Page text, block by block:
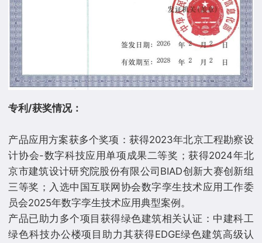
专利/获奖情况：
产品应用方案获多个奖项：获得2023年北京工程勘察设
计协会-数字科技应用单项成果二等奖；获得2024年北
京市建筑设计研究院股份有限公司BIAD创新大赛创新组
三等奖；入选中国互联网协会数字孪生技术应用工作委
员会2025年数字孪生技术应用典型案例。
产品已助力多个项目获得绿色建筑相关认证：中建科工
绿色科技办公楼项目助力其获得EDGE绿色建筑高级认